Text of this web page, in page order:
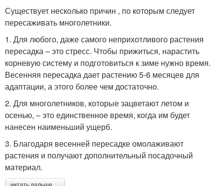
Существует несколько причин , по которым следует
пересаживать многолетники.
1. Для любого, даже самого неприхотливого растения
пересадка – это стресс. Чтобы прижиться, нарастить
корневую систему и подготовиться к зиме нужно время.
Весенняя пересадка дает растению 5-6 месяцев для
адаптации, а этого более чем достаточно.
2. Для многолетников, которые зацветают летом и
осенью, – это единственное время, когда им будет
нанесен наименьший ущерб.
3. Благодаря весенней пересадке омолаживают
растения и получают дополнительный посадочный
материал.